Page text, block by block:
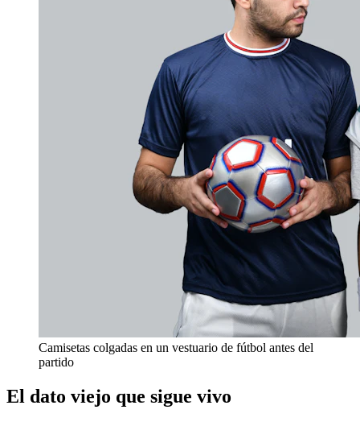
Camisetas colgadas en un vestuario de fútbol antes del
partido
El dato viejo que sigue vivo